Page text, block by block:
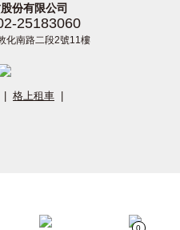
份有限公司
25183060
化南路二段2號11樓
| 格上租車 |
0